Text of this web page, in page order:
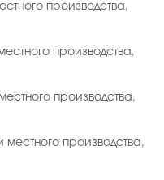
производства,
производства,
производства,
местного производства,